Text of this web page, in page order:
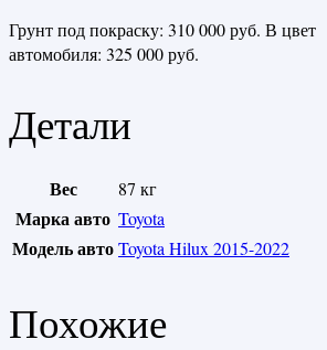
Грунт под покраску: 310 000 руб. В цвет
автомобиля: 325 000 руб.
Детали
Вес 87 кг
Марка авто Toyota
Модель автоToyota Hilux 2015-2022
Похожие